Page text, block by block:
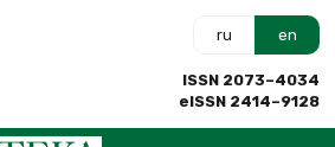
ru en
ISSN 2073–4034
eISSN 2414–9128